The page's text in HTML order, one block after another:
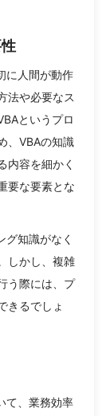
に人間が動作
法や必要なス
というプロ
、VBAの知識
内容を細かく
要な要素とな
グ知識がなく
しかし、複雑
う際には、プ
きるでしょ
て、業務効率